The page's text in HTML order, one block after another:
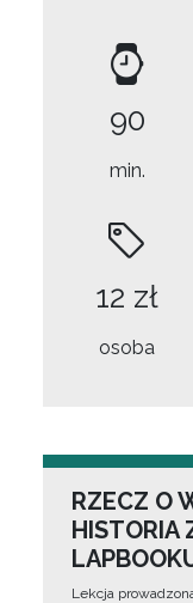
90
min.
12 zł
osoba
RZECZ O
HISTORIA
Lekcja